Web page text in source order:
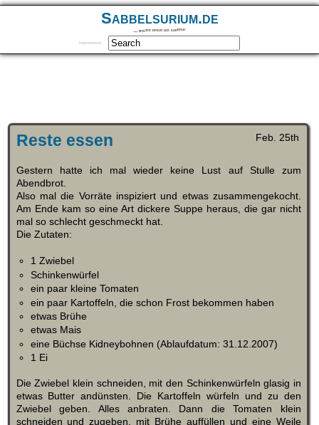
Sabbelsurium.de
… munter drauf los sabbeln
Impressum
Feb. 25th
Reste essen
Gestern hatte ich mal wieder keine Lust auf Stulle zum
Abendbrot.
Also mal die Vorräte inspiziert und etwas zusammengekocht.
Am Ende kam so eine Art dickere Suppe heraus, die gar nicht
mal so schlecht geschmeckt hat.
Die Zutaten:
1 Zwiebel
Schinkenwürfel
ein paar kleine Tomaten
ein paar Kartoffeln, die schon Frost bekommen haben
etwas Brühe
etwas Mais
eine Büchse Kidneybohnen (Ablaufdatum: 31.12.2007)
1 Ei
Die Zwiebel klein schneiden, mit den Schinkenwürfeln glasig in
etwas Butter andünsten. Die Kartoffeln würfeln und zu den
Zwiebel geben. Alles anbraten. Dann die Tomaten klein
schneiden und zugeben, mit Brühe auffüllen und eine Weile